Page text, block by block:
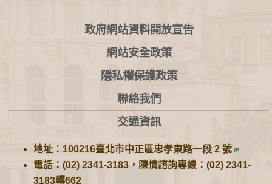
:::
政府網站資料開放宣告
網站安全政策
隱私權保護政策
聯絡我們
交通資訊
地址：100216臺北市中正區忠孝東路一段 2 號
電話：(02) 2341-3183，陳情諮詢專線：(02) 2341-
3183轉662